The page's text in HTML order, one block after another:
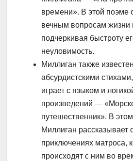
времени». В этой поэме
вечным вопросам жизни
подчеркивая быстроту
неуловимость.
Миллиган также
абсурдистскими
играет с языком и
произведений —
путешественник». В
Миллиган рассказывает
приключениях матроса,
происходят с ним во